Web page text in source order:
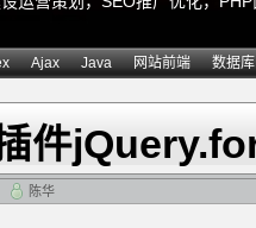
Ajax Java 网站前端 数据库
件
陈华